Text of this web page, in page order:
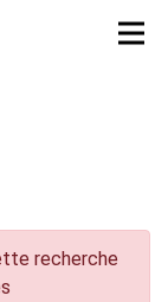
recherche